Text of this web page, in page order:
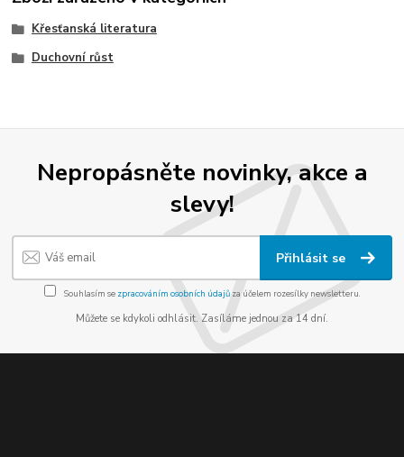
Křesťanská literatura
Duchovní růst
Nepropásněte novinky, akce a
slevy!
Přihlásit se
Souhlasím se zpracováním osobních údajůza účelem rozesílky newsletteru.
Můžete se kdykoli odhlásit. Zasíláme jednou za 14 dní.